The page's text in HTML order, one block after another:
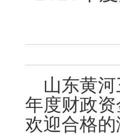
山东黄
年度财政
欢迎合格